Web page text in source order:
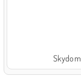
Skydom